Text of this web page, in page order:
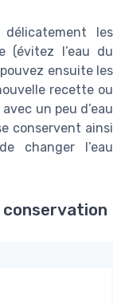
les
(évitez l’eau du
ensuite les
recette ou
un peu d’eau
conservent ainsi
changer l’eau